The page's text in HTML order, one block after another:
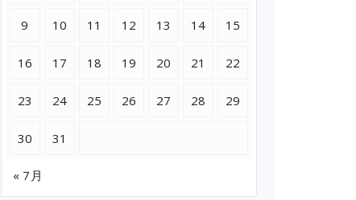
9 10 11 12 13 14 15
16 17 18 19 20 21 22
23 24 25 26 27 28 29
30 31
« 7月